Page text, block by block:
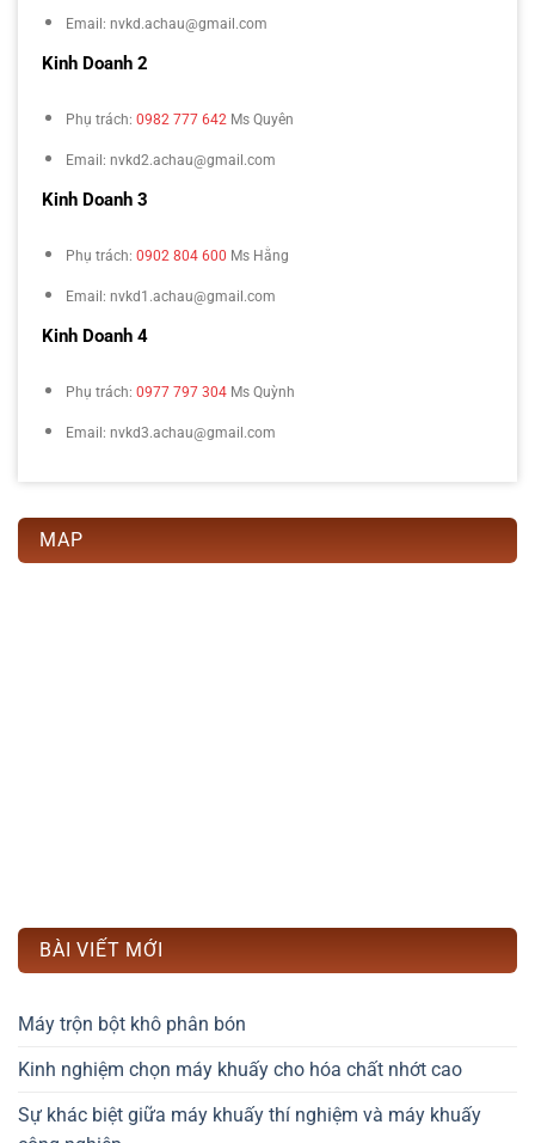
Email: nvkd.achau@gmail.com
Kinh Doanh 2
Phụ trách: 0982 777 642 Ms Quyên
Email: nvkd2.achau@gmail.com
Kinh Doanh 3
Phụ trách: 0902 804 600 Ms Hằng
Email: nvkd1.achau@gmail.com
Kinh Doanh 4
Phụ trách: 0977 797 304 Ms Quỳnh
Email: nvkd3.achau@gmail.com
MAP
BÀI VIẾT MỚI
Máy trộn bột khô phân bón
Kinh nghiệm chọn máy khuấy cho hóa chất nhớt cao
Sự khác biệt giữa máy khuấy thí nghiệm và máy khuấy